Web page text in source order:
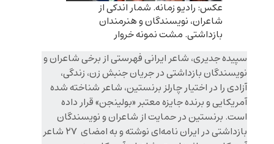
عکس: رادیو زمانه. شمار اندکی از
شاعران، نویسندگان و هنرمندان
بازداشتی. مشت نمونه خروار
سپیده جدیری، شاعر ایرانی فهرستی از برخی شاعران و
نویسندگان بازداشتی در جریان جنبش زن، زندگی،
آزادی را در اختیار چارلز برنستین، شاعر شناخته شده
آمریکایی و برنده‌ جایزه معتبر «بولینجن» قرار داده
است. برنستین در حمایت از شاعران و نویسندگان
بازداشتی در ایران نامه‌ای نوشته و به امضای ۲۷ شاعر